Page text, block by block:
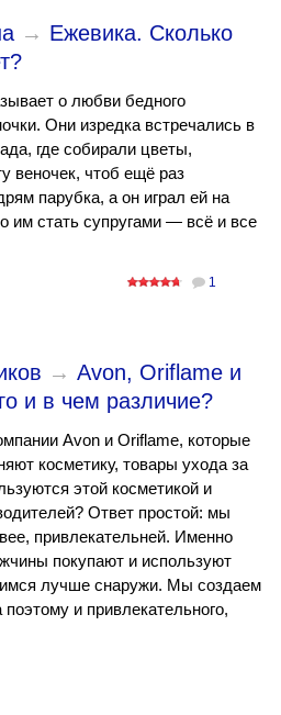
→ Ежевика. Сколько
о любви бедного
Они изредка встречались в
где собирали цветы,
веночек, чтоб ещё раз
парубка, а он играл ей на
им стать супругами — всё и все
1
→ Avon, Oriflame и
и в чем различие?
Avon и Oriflame, которые
косметику, товары ухода за
этой косметикой и
Ответ простой: мы
привлекательней. Именно
покупают и используют
лучше снаружи. Мы создаем
и привлекательного,